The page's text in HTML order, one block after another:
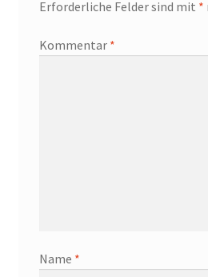
Erforderliche Felder sind mit *
Kommentar *
Name *